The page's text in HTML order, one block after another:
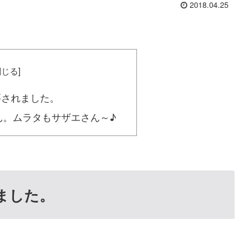
2018.04.25
れました。
ムラタもサザエさん～♪
た。